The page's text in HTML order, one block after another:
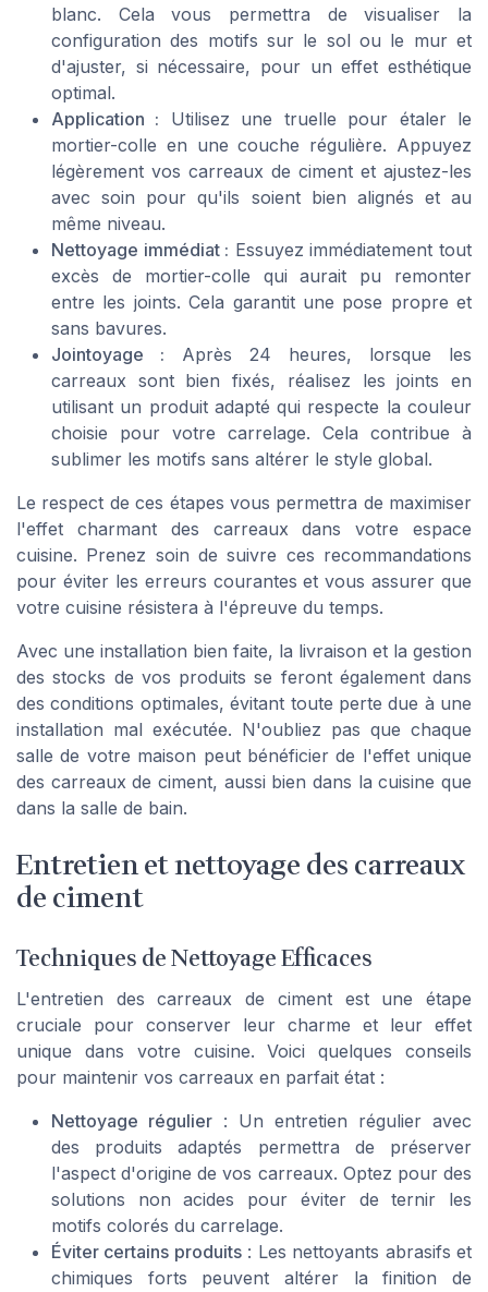
blanc. Cela vous permettra de visualiser la
configuration des motifs sur le sol ou le mur et
d'ajuster, si nécessaire, pour un effet esthétique
optimal.
Application : Utilisez une truelle pour étaler le
mortier-colle en une couche régulière. Appuyez
légèrement vos carreaux de ciment et ajustez-les
avec soin pour qu'ils soient bien alignés et au
même niveau.
Nettoyage immédiat : Essuyez immédiatement tout
excès de mortier-colle qui aurait pu remonter
entre les joints. Cela garantit une pose propre et
sans bavures.
Jointoyage : Après 24 heures, lorsque les
carreaux sont bien fixés, réalisez les joints en
utilisant un produit adapté qui respecte la couleur
choisie pour votre carrelage. Cela contribue à
sublimer les motifs sans altérer le style global.
Le respect de ces étapes vous permettra de maximiser
l'effet charmant des carreaux dans votre espace
cuisine. Prenez soin de suivre ces recommandations
pour éviter les erreurs courantes et vous assurer que
votre cuisine résistera à l'épreuve du temps.
Avec une installation bien faite, la livraison et la gestion
des stocks de vos produits se feront également dans
des conditions optimales, évitant toute perte due à une
installation mal exécutée. N'oubliez pas que chaque
salle de votre maison peut bénéficier de l'effet unique
des carreaux de ciment, aussi bien dans la cuisine que
dans la salle de bain.
Entretien et nettoyage des carreaux
de ciment
Techniques de Nettoyage Efficaces
L'entretien des carreaux de ciment est une étape
cruciale pour conserver leur charme et leur effet
unique dans votre cuisine. Voici quelques conseils
pour maintenir vos carreaux en parfait état :
Nettoyage régulier : Un entretien régulier avec
des produits adaptés permettra de préserver
l'aspect d'origine de vos carreaux. Optez pour des
solutions non acides pour éviter de ternir les
motifs colorés du carrelage.
Éviter certains produits: Les nettoyants abrasifs et
chimiques forts peuvent altérer la finition de